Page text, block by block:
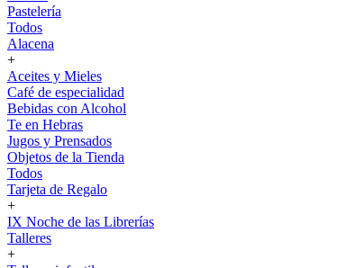
Pastelería
Todos
Alacena
+
Aceites y Mieles
Café de especialidad
Bebidas con Alcohol
Te en Hebras
Jugos y Prensados
Objetos de la Tienda
Todos
Tarjeta de Regalo
+
IX Noche de las Librerías
Talleres
+